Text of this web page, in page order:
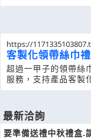
https://
客製化領帶絲巾
超過一甲子的領帶絲
服務，支持產品客製
最新洽詢
要準備送禮中秋禮盒.